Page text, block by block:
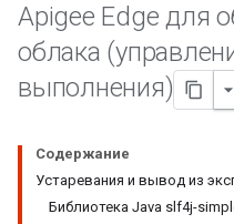
Apigee Edge для
облака
выполнения)
Содержание
Устаревания и вывод из
Библиотека Java slf4j-